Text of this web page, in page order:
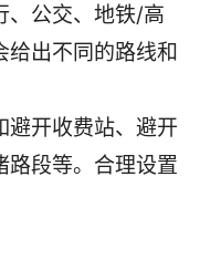
、公交、地铁/高
给出不同的路线和
避开收费站、避开
路段等。合理设置